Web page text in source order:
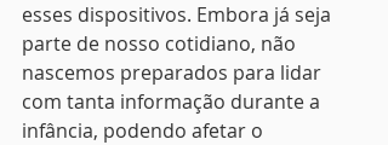
esses dispositivos. Embora já seja
parte de nosso cotidiano, não
nascemos preparados para lidar
com tanta informação durante a
infância, podendo afetar o